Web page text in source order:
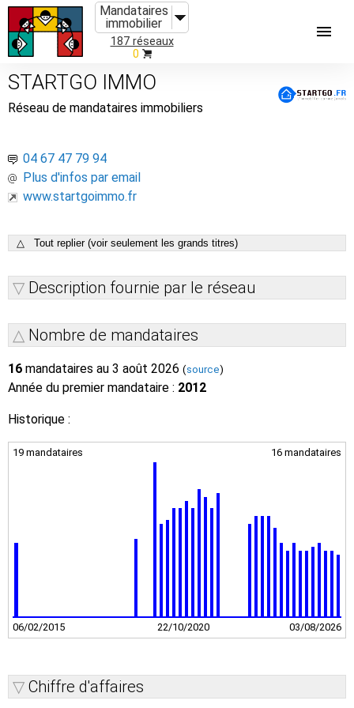
Mandataires
immobilier
187 réseaux
0
STARTGO IMMO
Réseau de mandataires immobiliers
04 67 47 79 94
Plus d'infos par email
www.startgoimmo.fr
△ Tout replier (voir seulement les grands titres)
Description fournie par le réseau
Nombre de mandataires
16 mandataires au 3 août 2026 (source)
Année du premier mandataire : 2012
Historique :
19 mandataires 16 mandataires
06/02/2015 22/10/2020 03/08/2026
Chiffre d'affaires